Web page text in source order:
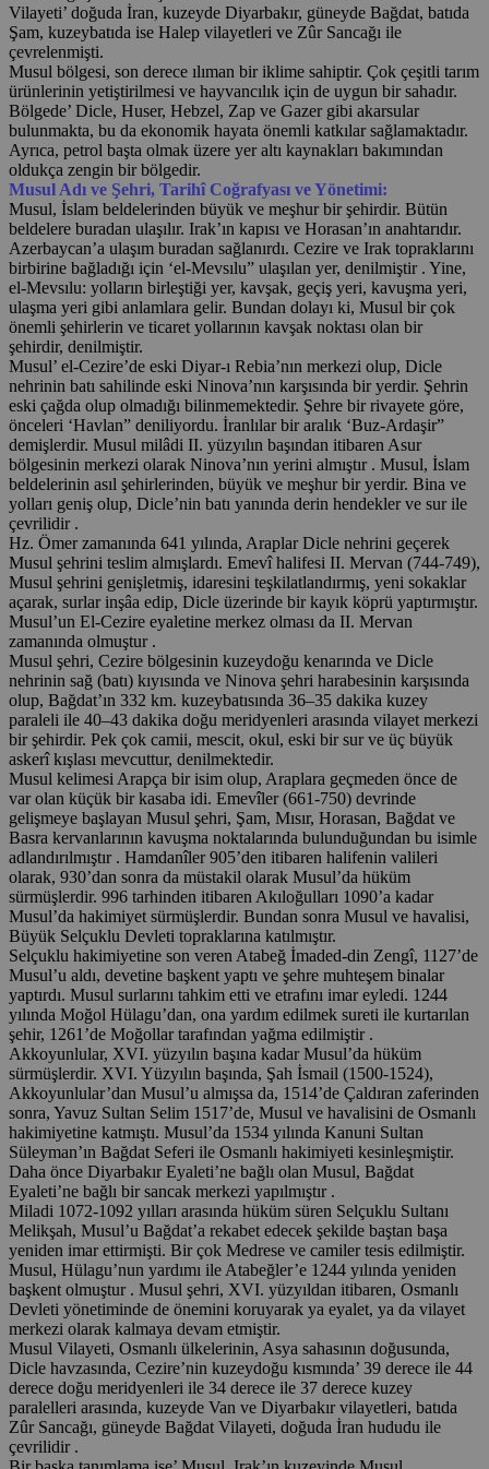
Vilayeti’ doğuda İran, kuzeyde Diyarbakır, güneyde Bağdat, batıda
Şam, kuzeybatıda ise Halep vilayetleri ve Zûr Sancağı ile
çevrelenmişti.
Musul bölgesi, son derece ılıman bir iklime sahiptir. Çok çeşitli tarım
ürünlerinin yetiştirilmesi ve hayvancılık için de uygun bir sahadır.
Bölgede’ Dicle, Huser, Hebzel, Zap ve Gazer gibi akarsular
bulunmakta, bu da ekonomik hayata önemli katkılar sağlamaktadır.
Ayrıca, petrol başta olmak üzere yer altı kaynakları bakımından
oldukça zengin bir bölgedir.
Musul Adı ve Şehri, Tarihî Coğrafyası ve Yönetimi:
Musul, İslam beldelerinden büyük ve meşhur bir şehirdir. Bütün
beldelere buradan ulaşılır. Irak’ın kapısı ve Horasan’ın anahtarıdır.
Azerbaycan’a ulaşım buradan sağlanırdı. Cezire ve Irak topraklarını
birbirine bağladığı için ‘el-Mevsılu” ulaşılan yer, denilmiştir . Yine,
el-Mevsılu: yolların birleştiği yer, kavşak, geçiş yeri, kavuşma yeri,
ulaşma yeri gibi anlamlara gelir. Bundan dolayı ki, Musul bir çok
önemli şehirlerin ve ticaret yollarının kavşak noktası olan bir
şehirdir, denilmiştir.
Musul’ el-Cezire’de eski Diyar-ı Rebia’nın merkezi olup, Dicle
nehrinin batı sahilinde eski Ninova’nın karşısında bir yerdir. Şehrin
eski çağda olup olmadığı bilinmemektedir. Şehre bir rivayete göre,
önceleri ‘Havlan” deniliyordu. İranlılar bir aralık ‘Buz-Ardaşir”
demişlerdir. Musul milâdi II. yüzyılın başından itibaren Asur
bölgesinin merkezi olarak Ninova’nın yerini almıştır . Musul, İslam
beldelerinin asıl şehirlerinden, büyük ve meşhur bir yerdir. Bina ve
yolları geniş olup, Dicle’nin batı yanında derin hendekler ve sur ile
çevrilidir .
Hz. Ömer zamanında 641 yılında, Araplar Dicle nehrini geçerek
Musul şehrini teslim almışlardı. Emevî halifesi II. Mervan (744-749),
Musul şehrini genişletmiş, idaresini teşkilatlandırmış, yeni sokaklar
açarak, surlar inşâa edip, Dicle üzerinde bir kayık köprü yaptırmıştır.
Musul’un El-Cezire eyaletine merkez olması da II. Mervan
zamanında olmuştur .
Musul şehri, Cezire bölgesinin kuzeydoğu kenarında ve Dicle
nehrinin sağ (batı) kıyısında ve Ninova şehri harabesinin karşısında
olup, Bağdat’ın 332 km. kuzeybatısında 36–35 dakika kuzey
paraleli ile 40–43 dakika doğu meridyenleri arasında vilayet merkezi
bir şehirdir. Pek çok camii, mescit, okul, eski bir sur ve üç büyük
askerî kışlası mevcuttur, denilmektedir.
Musul kelimesi Arapça bir isim olup, Araplara geçmeden önce de
var olan küçük bir kasaba idi. Emevîler (661-750) devrinde
gelişmeye başlayan Musul şehri, Şam, Mısır, Horasan, Bağdat ve
Basra kervanlarının kavuşma noktalarında bulunduğundan bu isimle
adlandırılmıştır . Hamdanîler 905’den itibaren halifenin valileri
olarak, 930’dan sonra da müstakil olarak Musul’da hüküm
sürmüşlerdir. 996 tarhinden itibaren Akıloğulları 1090’a kadar
Musul’da hakimiyet sürmüşlerdir. Bundan sonra Musul ve havalisi,
Büyük Selçuklu Devleti topraklarına katılmıştır.
Selçuklu hakimiyetine son veren Atabeğ İmaded-din Zengî, 1127’de
Musul’u aldı, devetine başkent yaptı ve şehre muhteşem binalar
yaptırdı. Musul surlarını tahkim etti ve etrafını imar eyledi. 1244
yılında Moğol Hülagu’dan, ona yardım edilmek sureti ile kurtarılan
şehir, 1261’de Moğollar tarafından yağma edilmiştir .
Akkoyunlular, XVI. yüzyılın başına kadar Musul’da hüküm
sürmüşlerdir. XVI. Yüzyılın başında, Şah İsmail (1500-1524),
Akkoyunlular’dan Musul’u almışsa da, 1514’de Çaldıran zaferinden
sonra, Yavuz Sultan Selim 1517’de, Musul ve havalisini de Osmanlı
hakimiyetine katmıştı. Musul’da 1534 yılında Kanuni Sultan
Süleyman’ın Bağdat Seferi ile Osmanlı hakimiyeti kesinleşmiştir.
Daha önce Diyarbakır Eyaleti’ne bağlı olan Musul, Bağdat
Eyaleti’ne bağlı bir sancak merkezi yapılmıştır .
Miladi 1072-1092 yılları arasında hüküm süren Selçuklu Sultanı
Melikşah, Musul’u Bağdat’a rekabet edecek şekilde baştan başa
yeniden imar ettirmişti. Bir çok Medrese ve camiler tesis edilmiştir.
Musul, Hülagu’nun yardımı ile Atabeğler’e 1244 yılında yeniden
başkent olmuştur . Musul şehri, XVI. yüzyıldan itibaren, Osmanlı
Devleti yönetiminde de önemini koruyarak ya eyalet, ya da vilayet
merkezi olarak kalmaya devam etmiştir.
Musul Vilayeti, Osmanlı ülkelerinin, Asya sahasının doğusunda,
Dicle havzasında, Cezire’nin kuzeydoğu kısmında’ 39 derece ile 44
derece doğu meridyenleri ile 34 derece ile 37 derece kuzey
paralelleri arasında, kuzeyde Van ve Diyarbakır vilayetleri, batıda
Zûr Sancağı, güneyde Bağdat Vilayeti, doğuda İran hududu ile
çevrilidir .